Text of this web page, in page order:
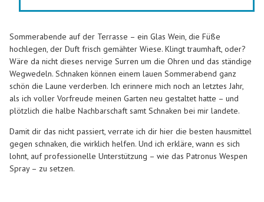
Sommerabende auf der Terrasse – ein Glas Wein, die Füße
hochlegen, der Duft frisch gemähter Wiese. Klingt traumhaft, oder?
Wäre da nicht dieses nervige Surren um die Ohren und das ständige
Wegwedeln. Schnaken können einem lauen Sommerabend ganz
schön die Laune verderben. Ich erinnere mich noch an letztes Jahr,
als ich voller Vorfreude meinen Garten neu gestaltet hatte – und
plötzlich die halbe Nachbarschaft samt Schnaken bei mir landete.
Damit dir das nicht passiert, verrate ich dir hier die besten hausmittel
gegen schnaken, die wirklich helfen. Und ich erkläre, wann es sich
lohnt, auf professionelle Unterstützung – wie das Patronus Wespen
Spray – zu setzen.